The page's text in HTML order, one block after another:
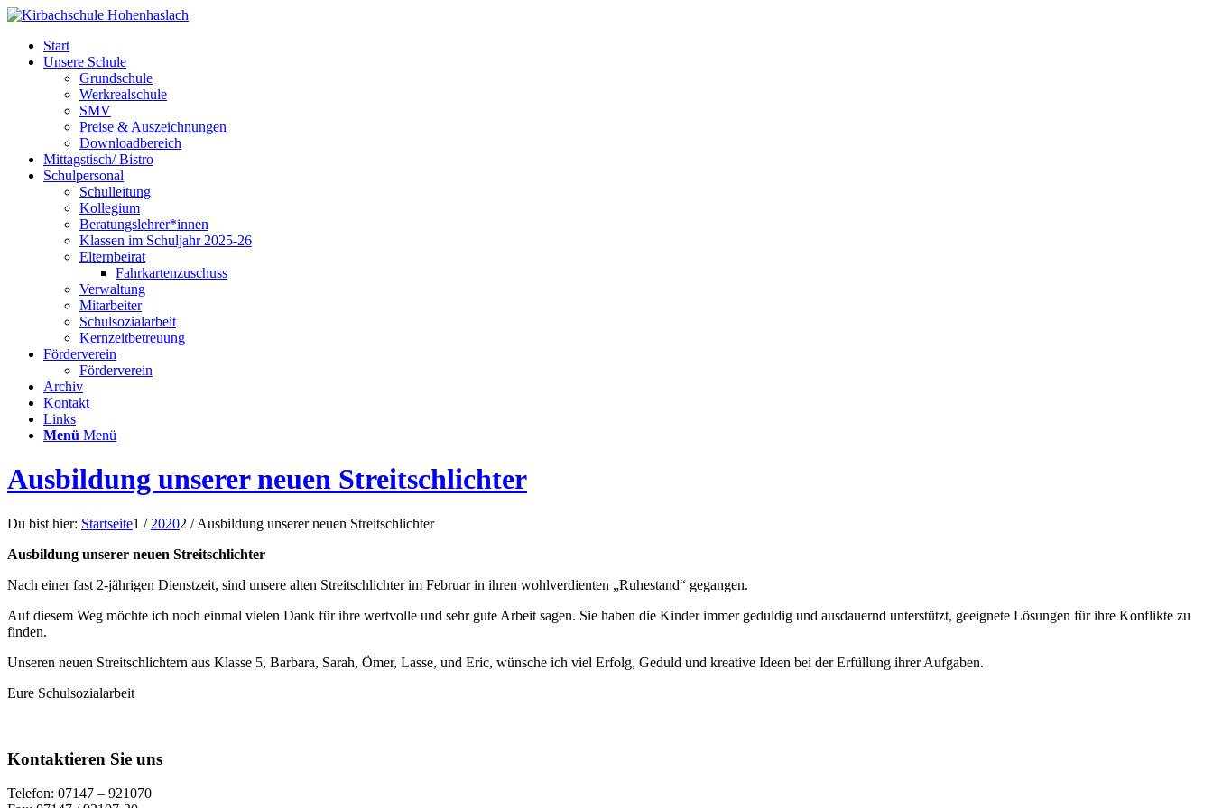
Start
Unsere Schule
Grundschule
Werkrealschule
SMV
Preise & Auszeichnungen
Downloadbereich
Mittagstisch/ Bistro
Schulpersonal
Schulleitung
Kollegium
Beratungslehrer*innen
Klassen im Schuljahr 2025-26
Elternbeirat
Fahrkartenzuschuss
Verwaltung
Mitarbeiter
Schulsozialarbeit
Kernzeitbetreuung
Förderverein
Förderverein
Archiv
Kontakt
Links
Menü Menü
Ausbildung unserer neuen Streitschlichter
Du bist hier: Startseite1 / 20202 / Ausbildung unserer neuen Streitschlichter
Ausbildung unserer neuen Streitschlichter
Nach einer fast 2-jährigen Dienstzeit, sind unsere alten Streitschlichter im Februar in ihren wohlverdienten „Ruhestand“ gegangen.
Auf diesem Weg möchte ich noch einmal vielen Dank für ihre wertvolle und sehr gute Arbeit sagen. Sie haben die Kinder immer geduldig und ausdauernd unterstützt, geeignete Lösungen für ihre Konflikte zu
finden.
Unseren neuen Streitschlichtern aus Klasse 5, Barbara, Sarah, Ömer, Lasse, und Eric, wünsche ich viel Erfolg, Geduld und kreative Ideen bei der Erfüllung ihrer Aufgaben.
Eure Schulsozialarbeit
Kontaktieren Sie uns
Telefon: 07147 – 921070